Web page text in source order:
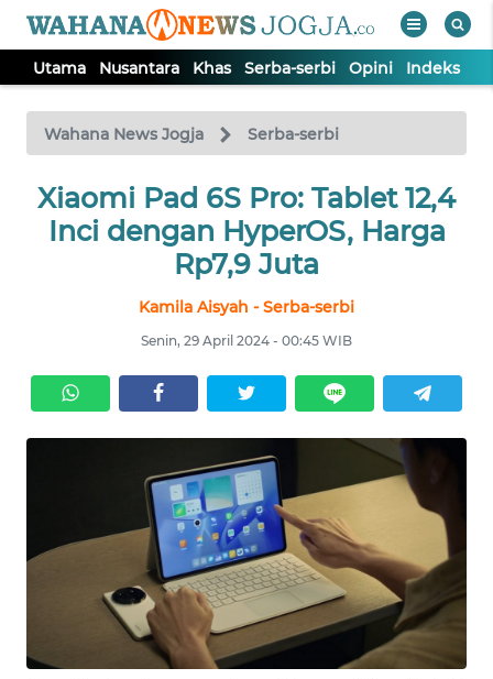
Utama Nusantara Khas Serba-serbi Opini Indeks
Wahana News Jogja Serba-serbi
Xiaomi Pad 6S Pro: Tablet 12,4
Inci dengan HyperOS, Harga
Rp7,9 Juta
Kamila Aisyah - Serba-serbi
Senin, 29 April 2024 - 00:45 WIB
TV
Tutup
UTAMA
SERBA-
SERBI
KONTAK